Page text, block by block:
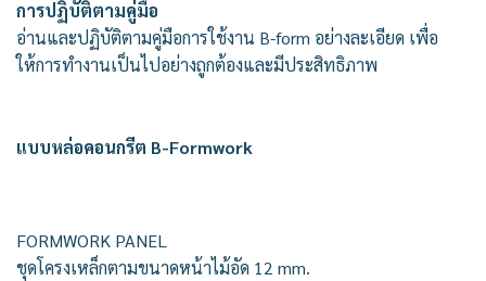
การปฏิบัติตามคู่มือ
อ่านและปฏิบัติตามคู่มือการใช้งาน B-form อย่างละเอียด เพื่อ
ให้การทำงานเป็นไปอย่างถูกต้องและมีประสิทธิภาพ
แบบหล่อคอนกรีต B-Formwork
FORMWORK PANEL
ชุดโครงเหล็กตามขนาดหน้าไม้อัด 12 mm.